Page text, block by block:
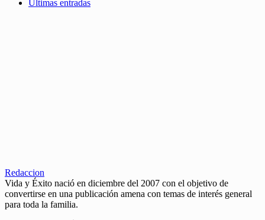
Últimas entradas
Redaccion
Vida y Éxito nació en diciembre del 2007 con el objetivo de
convertirse en una publicación amena con temas de interés general
para toda la familia.